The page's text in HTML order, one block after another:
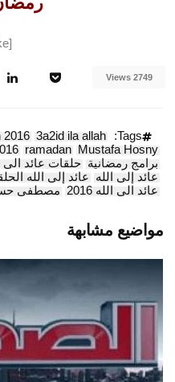
[fblike]
2749 Views
Tags:
3a2id ila allah
2016
Mustafa Hosny
ramadan
برامج رمضانية حلقات عائد الى
عائد إلى الله عائد إلى الله الحلقة
عائد الى الله 2016
مصطفى
مواضيع مشابهة